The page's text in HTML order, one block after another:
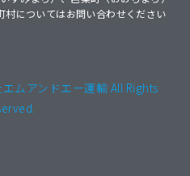
村についてはお問い合わせください
ムアンドエー運輸 All Rights